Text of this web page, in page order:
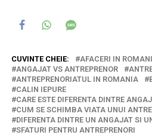
CUVINTE CHEIE:
AFACERI IN
ANGAJAT VS ANTREPRENOR
ANTREPRENORIATUL IN ROMANIA
CALIN IEPURE
CARE ESTE DIFERENTA DINTRE
CUM SE SCHIMBA VIATA UNUI
DIFERENTA DINTRE UN ANGAJAT SI
SFATURI PENTRU ANTREPRENORI